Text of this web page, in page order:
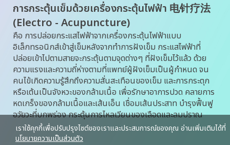
การกระตุ้นเข็มด้วยเครื่องกระตุ้นไฟฟ้า 电针疗法
(Electro - Acupuncture)
คือ การปล่อยกระแสไฟฟ้าจากเครื่องกระตุ้นไฟฟ้าแบบ
อิเล็กทรอนิกส์เข้าสู่เข็มหลังจากทำการฝังเข็ม กระแสไฟฟ้าที่
ปล่อยเข้าไปตามสายจะกระตุ้นตามจุดต่างๆ ที่ฝังเข็มไว้แล้ว ด้วย
ความแรงและความถี่ห่างตามที่แพทย์ผู้ฝังเข็มเป็นผู้กำหนด จน
คนไข้เกิดความรู้สึกถึงความสั่นสะเทือนของเข็ม และการกระตุก
หรือเต้นเป็นจังหวะของกล้ามเนื้อ เพื่อรักษาอาการปวด คลายการ
หดเกร็งของกล้ามเนื้อและเส้นเอ็น เชื่อมเส้นประสาท บำรุงฟื้นฟู
อวัยวะที่บกพร่อง กระตุ้นการไหลเวียนของเลือดและลมปราณ
เราใช้คุกกี้เพื่อปรับปรุงไซต์ของเราและประสบการณ์ของคุณ อ่านเพิ่มเติมได้ที่
นโยบายความเป็นส่วนตัว